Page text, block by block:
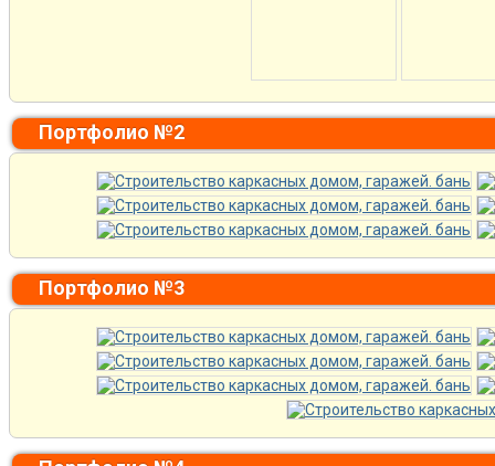
Портфолио №2
Портфолио №3